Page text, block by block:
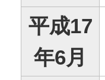
平成17
年6月